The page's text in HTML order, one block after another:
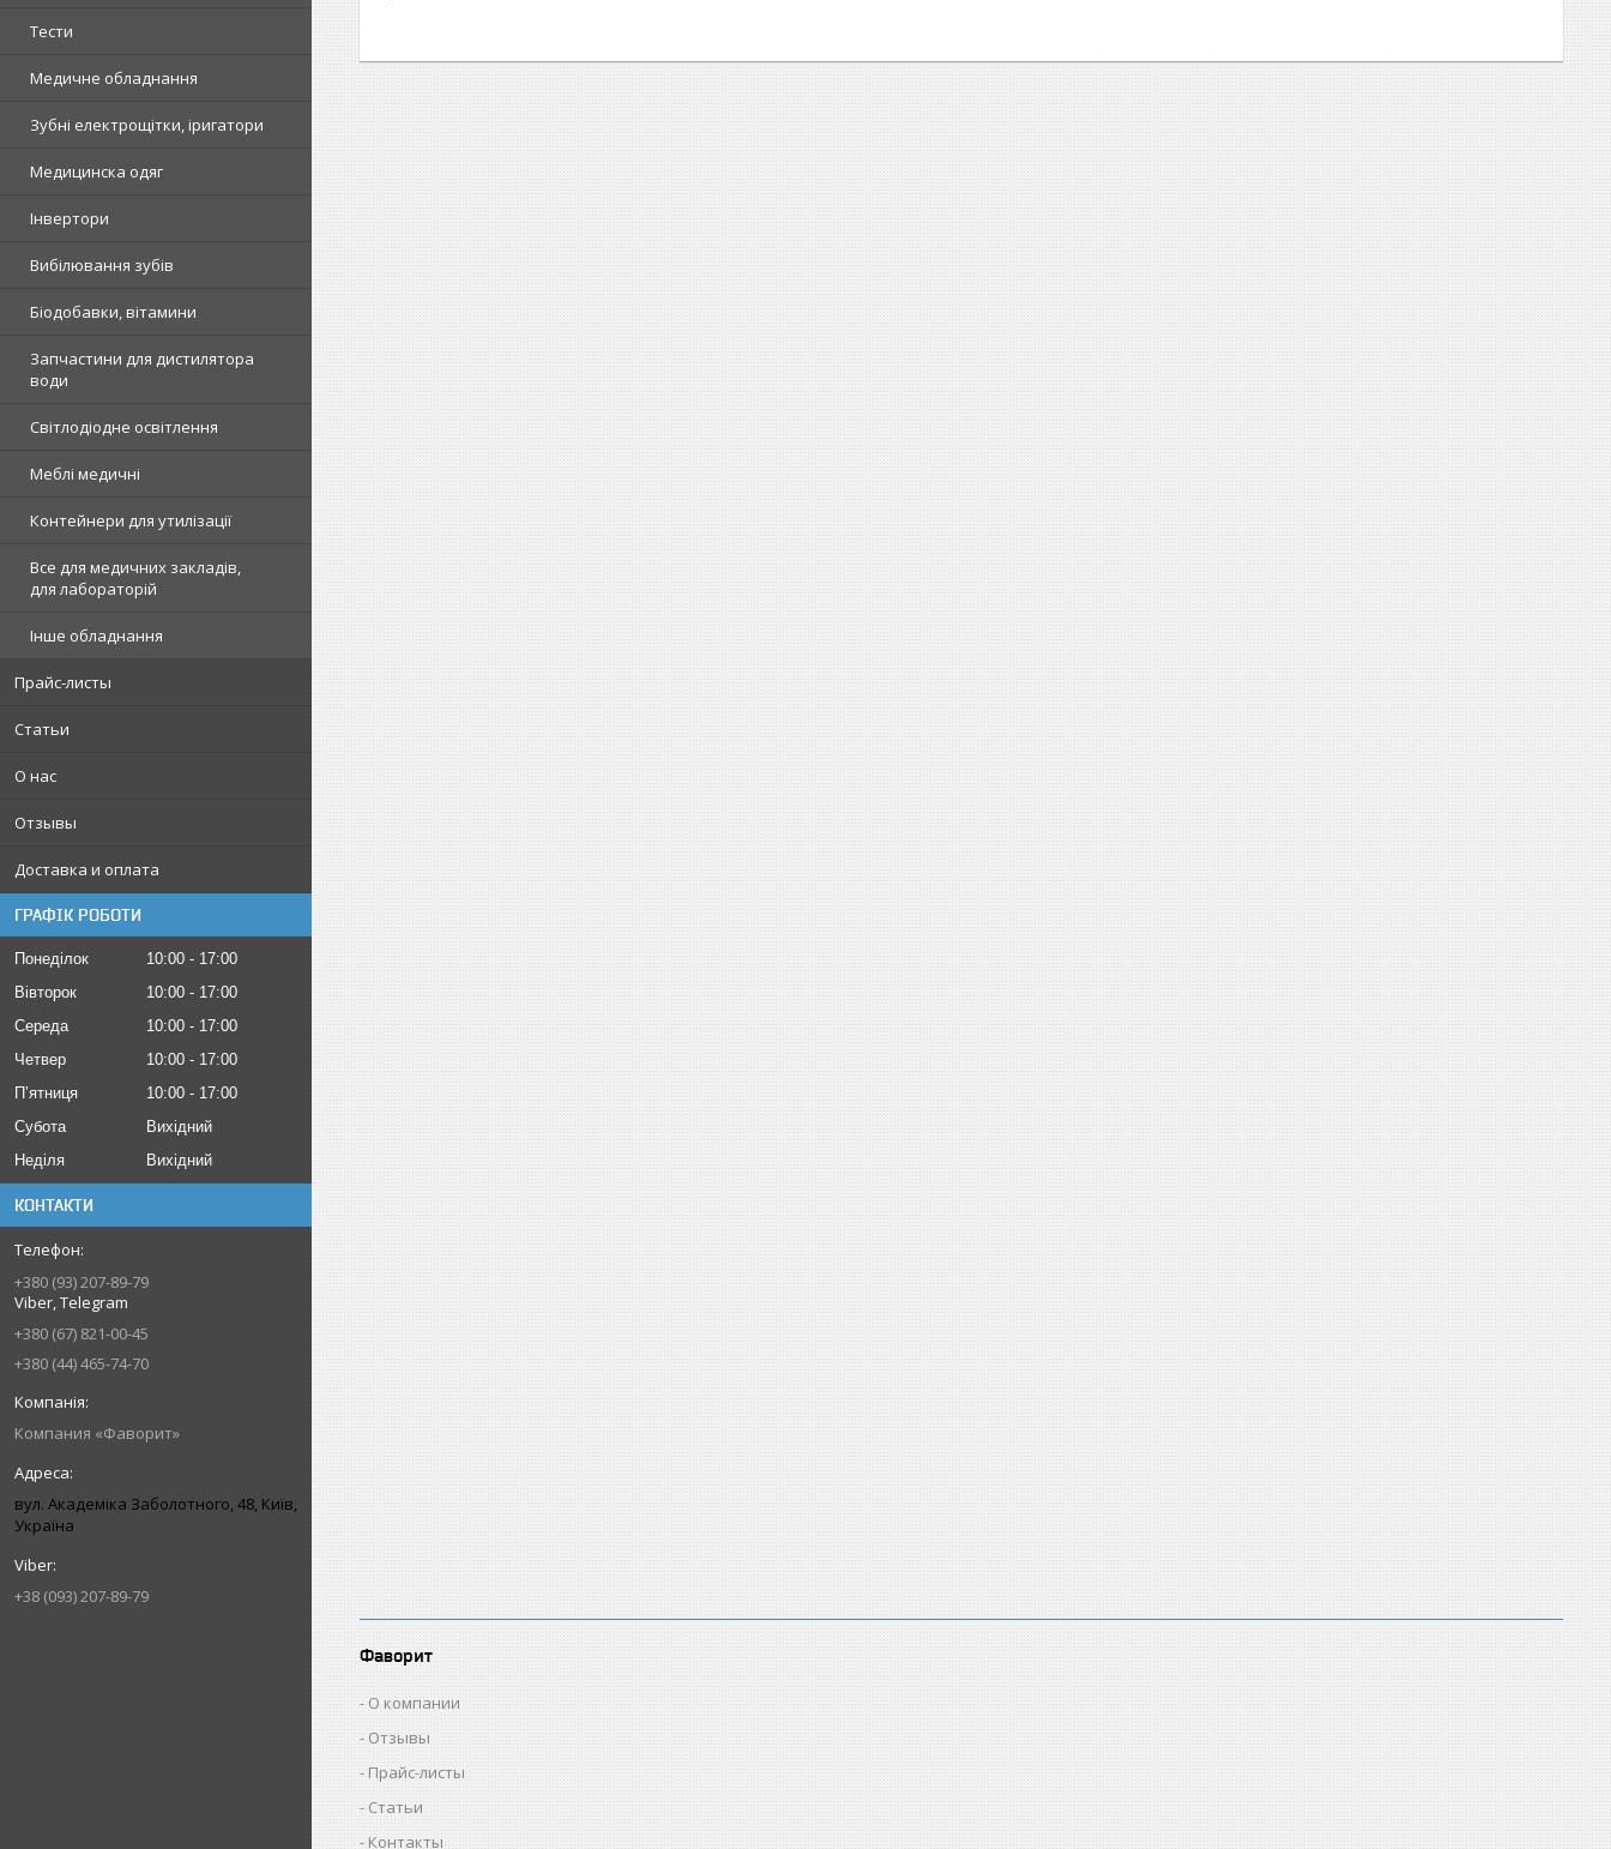
Тести
Медичне обладнання
Зубні електрощітки, іригатори
Медицинска одяг
Інвертори
Вибілювання зубів
Біодобавки, вітамини
Запчастини для дистилятора
води
Світлодіодне освітлення
Меблі медичні
Контейнери для утилізації
Все для медичних закладів,
для лабораторій
Інше обладнання
Прайс-листы
Статьи
О нас
Отзывы
Доставка и оплата
ГРАФІК РОБОТИ
Понеділок 10:00
17:00
Вівторок
10:00
17:00
Середа
10:00
17:00
Четвер
10:00
17:00
Пʼятниця
10:00
17:00
Субота
Вихідний
Неділя
Вихідний
КОНТАКТИ
+380 (93) 207-89-79
Viber, Telegram
+380 (67) 821-00-45
+380 (44) 465-74-70
Компания «Фаворит»
вул. Академіка Заболотного, 48, Київ,
Україна
+38 (093) 207-89-79
Фаворит
О компании
Отзывы
Прайс-листы
Статьи
Контакты